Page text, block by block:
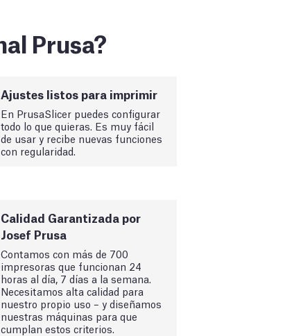
Prusa?
Ajustes listos para imprimir
En PrusaSlicer puedes configurar
todo lo que quieras. Es muy fácil
de usar y recibe nuevas funciones
con regularidad.
Calidad Garantizada por
Josef Prusa
Contamos con más de 700
impresoras que funcionan 24
horas al día, 7 días a la semana.
Necesitamos alta calidad para
nuestro propio uso – y diseñamos
nuestras máquinas para que
cumplan estos criterios.